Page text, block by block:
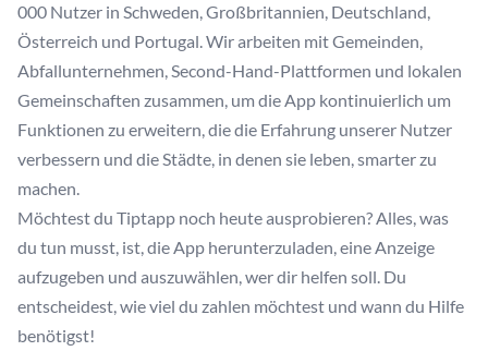
000 Nutzer in Schweden, Großbritannien, Deutschland,
Österreich und Portugal. Wir arbeiten mit Gemeinden,
Abfallunternehmen, Second-Hand-Plattformen und lokalen
Gemeinschaften zusammen, um die App kontinuierlich um
Funktionen zu erweitern, die die Erfahrung unserer Nutzer
verbessern und die Städte, in denen sie leben, smarter zu
machen.
Möchtest du Tiptapp noch heute ausprobieren? Alles, was
du tun musst, ist, die App herunterzuladen, eine Anzeige
aufzugeben und auszuwählen, wer dir helfen soll. Du
entscheidest, wie viel du zahlen möchtest und wann du Hilfe
benötigst!